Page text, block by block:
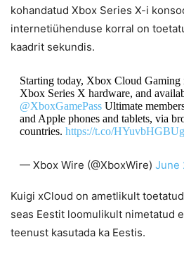
kohandatud Xbox Series X-i
internetiühenduse korral on
kaadrit sekundis.
Starting today, Xbox Cloud Gaming
Xbox Series X hardware, and
@XboxGamePassUltimate
and Apple phones and tablets, via
countries. https://t.co/HYuvbHGBUg
— Xbox Wire (@XboxWire) June
Kuigi xCloud on ametlikult
seas Eestit loomulikult nimetatud
teenust kasutada ka Eestis.